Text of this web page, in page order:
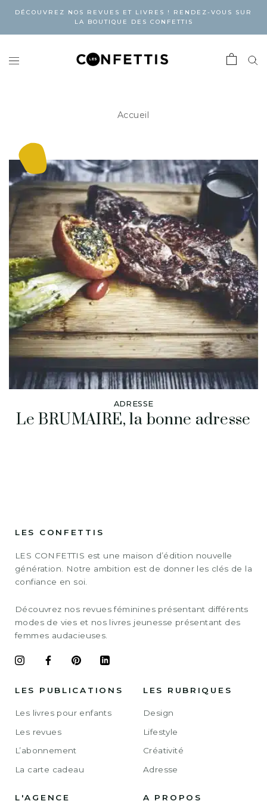
DÉCOUVREZ NOS REVUES ET LIVRES ! RENDEZ-VOUS SUR
LA BOUTIQUE DES CONFETTIS
Accueil
ADRESSE
Le BRUMAIRE, la bonne adresse
LES CONFETTIS
LES CONFETTIS est une maison d’édition nouvelle
génération. Notre ambition est de donner les clés de la
confiance en soi.
Découvrez nos revues féminines présentant différents
modes de vies et nos livres jeunesse présentant des
femmes audacieuses.
LES PUBLICATIONS
Les livres pour enfants
Les revues
L’abonnement
La carte cadeau
LES RUBRIQUES
Design
Lifestyle
Créativité
Adresse
L'AGENCE A PROPOS